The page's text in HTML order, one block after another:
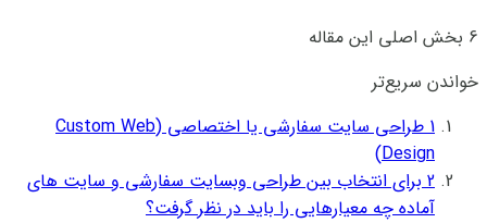
6 بخش اصلی این مقاله
خواندن سریع‌تر
1
طراحی سایت سفارشی یا اختصاصی (Custom Web
Design)
2 برای انتخاب بین طراحی وبسایت سفارشی و سایت‌ های
آماده چه معیارهایی را باید در نظر گرفت؟